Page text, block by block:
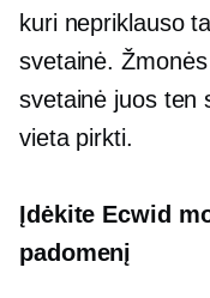
kuri nepriklauso
svetainė.
svetainė juos ten
vieta pirkti.
Įdėkite Ecwid
padomenį